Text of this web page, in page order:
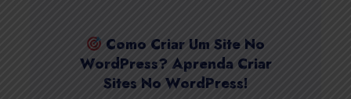
Como Criar Um Site No
WordPress? Aprenda Criar
Sites No WordPress!